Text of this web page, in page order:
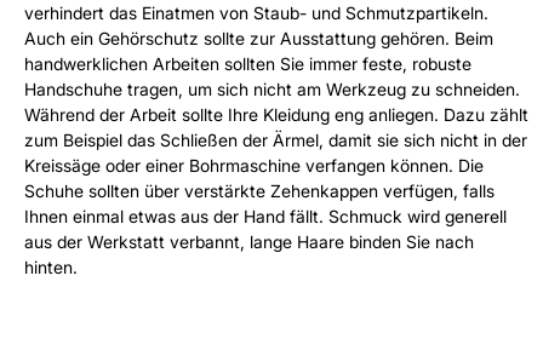
verhindert das Einatmen von Staub- und Schmutzpartikeln.
Auch ein Gehörschutz sollte zur Ausstattung gehören. Beim
handwerklichen Arbeiten sollten Sie immer feste, robuste
Handschuhe tragen, um sich nicht am Werkzeug zu schneiden.
Während der Arbeit sollte Ihre Kleidung eng anliegen. Dazu zählt
zum Beispiel das Schließen der Ärmel, damit sie sich nicht in der
Kreissäge oder einer Bohrmaschine verfangen können. Die
Schuhe sollten über verstärkte Zehenkappen verfügen, falls
Ihnen einmal etwas aus der Hand fällt. Schmuck wird generell
aus der Werkstatt verbannt, lange Haare binden Sie nach
hinten.